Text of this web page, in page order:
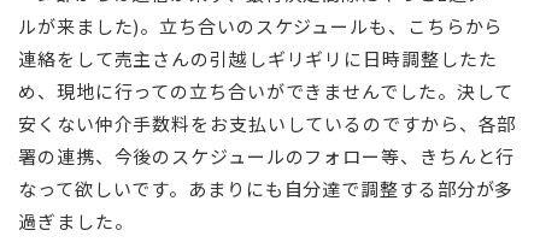
ルが来ました)。立ち合いのスケジュールも、こちらから
連絡をして売主さんの引越しギリギリに日時調整したた
め、現地に行っての立ち合いができませんでした。決して
安くない仲介手数料をお支払いしているのですから、各部
署の連携、今後のスケジュールのフォロー等、きちんと行
なって欲しいです。あまりにも自分達で調整する部分が多
過ぎました。